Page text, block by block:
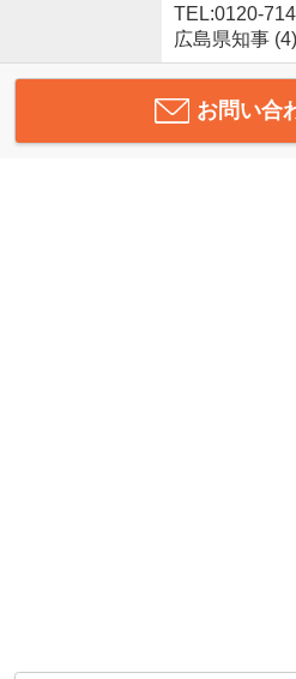
TEL:0120-
広島県知事
お問い合